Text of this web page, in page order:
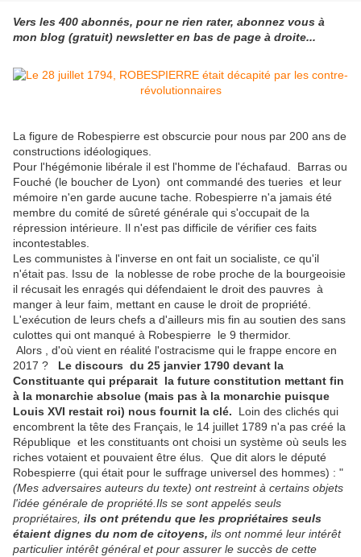
Vers les 400 abonnés, pour ne rien rater, abonnez vous à
mon blog (gratuit) newsletter en bas de page à droite...
La figure de Robespierre est obscurcie pour nous par 200 ans de
constructions idéologiques.
Pour l'hégémonie libérale il est l'homme de l'échafaud. Barras ou
Fouché (le boucher de Lyon) ont commandé des tueries et leur
mémoire n'en garde aucune tache. Robespierre n'a jamais été
membre du comité de sûreté générale qui s'occupait de la
répression intérieure. Il n'est pas difficile de vérifier ces faits
incontestables.
Les communistes à l'inverse en ont fait un socialiste, ce qu'il
n'était pas. Issu de la noblesse de robe proche de la bourgeoisie
il récusait les enragés qui défendaient le droit des pauvres à
manger à leur faim, mettant en cause le droit de propriété.
L'exécution de leurs chefs a d'ailleurs mis fin au soutien des sans
culottes qui ont manqué à Robespierre le 9 thermidor.
Alors , d'où vient en réalité l'ostracisme qui le frappe encore en
2017 ?
Le discours du 25 janvier 1790 devant la
Constituante qui préparait la future constitution mettant fin
à la monarchie absolue (mais pas à la monarchie puisque
Louis XVI restait roi) nous fournit la clé. Loin des clichés qui
encombrent la tête des Français, le 14 juillet 1789 n'a pas créé la
République et les constituants ont choisi un système où seuls les
riches votaient et pouvaient être élus. Que dit alors le député
Robespierre (qui était pour le suffrage universel des hommes) : "
(Mes adversaires auteurs du texte) ont restreint à certains objets
l'idée générale de propriété.Ils se sont appelés seuls
propriétaires, ils ont prétendu que les propriétaires seuls
étaient dignes du nom de citoyens, ils ont nommé leur intérêt
particulier intérêt général et pour assurer le succès de cette